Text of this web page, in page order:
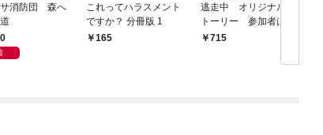
サ消防団 森へ
これってハラスメント
ですか？ 分冊版 1
165
逃走中 オリジナルス
トーリー 参加者は小
学生！？ 渋谷の街を
715